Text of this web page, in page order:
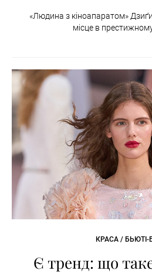
«Людина з кіноапаратом»
місце в
КРАСА / БЬЮТІ-
Є тренд: що